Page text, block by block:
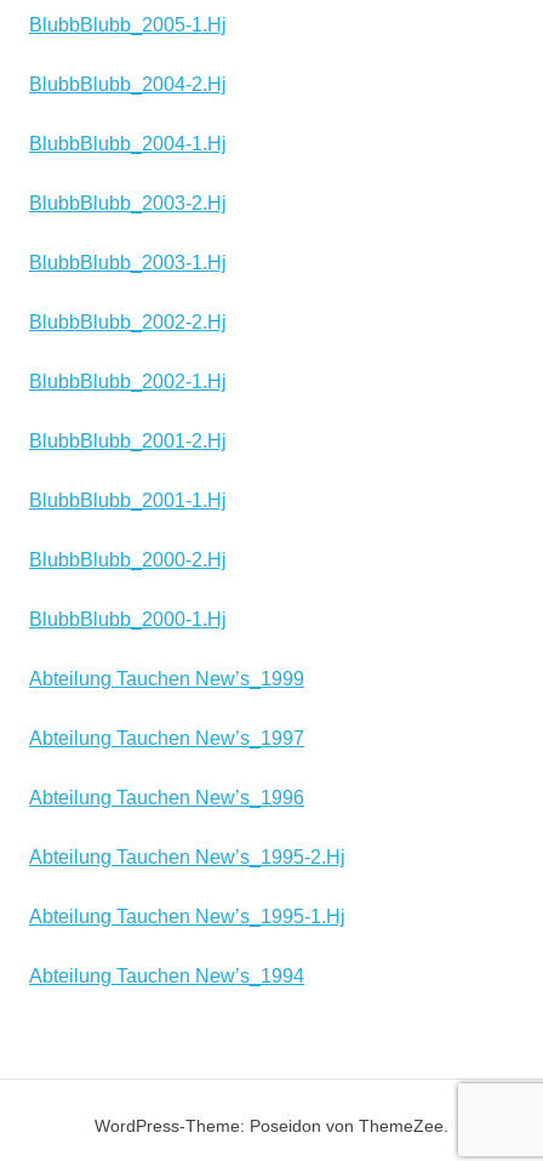
BlubbBlubb_2005-1.Hj
BlubbBlubb_2004-2.Hj
BlubbBlubb_2004-1.Hj
BlubbBlubb_2003-2.Hj
BlubbBlubb_2003-1.Hj
BlubbBlubb_2002-2.Hj
BlubbBlubb_2002-1.Hj
BlubbBlubb_2001-2.Hj
BlubbBlubb_2001-1.Hj
BlubbBlubb_2000-2.Hj
BlubbBlubb_2000-1.Hj
Abteilung Tauchen New’s_1999
Abteilung Tauchen New’s_1997
Abteilung Tauchen New’s_1996
Abteilung Tauchen New’s_1995-2.Hj
Abteilung Tauchen New’s_1995-1.Hj
Abteilung Tauchen New’s_1994
WordPress-Theme: Poseidon von ThemeZee.